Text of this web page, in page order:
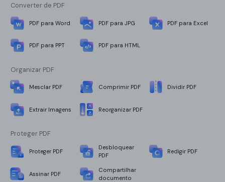
Converter de PDF
PDF para Word PDF para JPG PDF para Excel
PDF para PPT PDF para HTML
Organizar PDF
Mesclar PDF Comprimir PDF Dividir PDF
Extrair Imagens Reorganizar PDF
Proteger PDF
Proteger PDF
Desbloquear
PDF
Redigir PDF
Assinar PDF
Compartilhar
documento